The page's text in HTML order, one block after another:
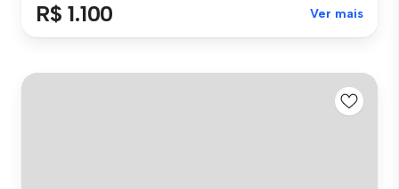
R$ 1.100 Ver mais